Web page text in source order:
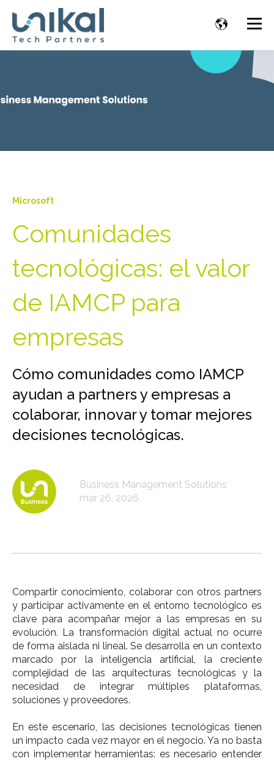
Microsoft
Comunidades
tecnológicas: el valor
de IAMCP para
empresas
Cómo comunidades como IAMCP
ayudan a partners y empresas a
colaborar, innovar y tomar mejores
decisiones tecnológicas.
Business Management Solutions
mar 26, 2026
Compartir conocimiento, colaborar con otros partners
y participar activamente en el entorno tecnológico es
clave para acompañar mejor a las empresas en su
evolución. La transformación digital actual no ocurre
de forma aislada ni lineal. Se desarrolla en un contexto
marcado por la inteligencia artificial, la creciente
complejidad de las arquitecturas tecnológicas y la
necesidad de integrar múltiples plataformas,
soluciones y proveedores.
En este escenario, las decisiones tecnológicas tienen
un impacto cada vez mayor en el negocio. Ya no basta
con implementar herramientas: es necesario entender